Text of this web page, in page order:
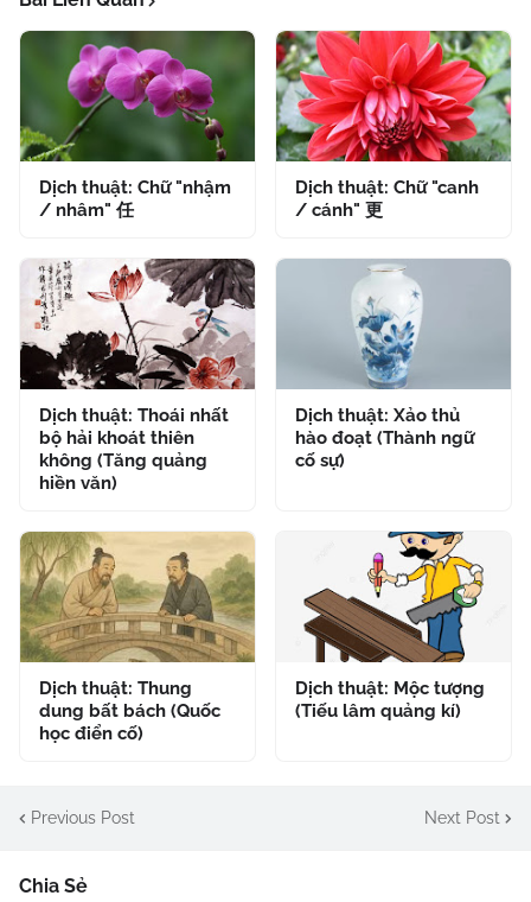
Dịch thuật: Chữ "nhậm
/ nhâm" 任
Dịch thuật: Chữ "canh
/ cánh" 更
Dịch thuật: Thoái nhất
bộ hải khoát thiên
không (Tăng quảng
hiền văn)
Dịch thuật: Xảo thủ
hào đoạt (Thành ngữ
cố sự)
Dịch thuật: Thung
dung bất bách (Quốc
học điển cố)
Dịch thuật: Mộc tượng
(Tiếu lâm quảng kí)
Previous Post Next Post
Chia Sẻ